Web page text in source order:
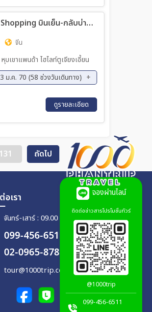
17 มี.ค. 70 - 21 มี.ค. 70
ทัวร์จีน ซุปตาร์...เฉิงตู อุทยานซวงเฉียวโกว หุบเขาแพนด้า No Shopping บินเย็น-กลับบ่าย 4วัน 3คืน (3U)
จีน
เขาแพนด้า ไฮไลท์ตูเจียงเอี้ยน
ม.ค. 70 (58 ช่วงวันเดินทาง)
09 พ.ย. 69 - 12 พ.ย. 69
21 พ.ย. 69 - 24 พ.ย. 69
24 พ.ย. 69 - 27 พ.ย. 69
27 พ.ย. 69 - 30 พ.ย. 69
30 พ.ย. 69 - 03 ธ.ค. 69
03 ธ.ค. 69 - 06 ธ.ค. 69
06 ธ.ค. 69 - 09 ธ.ค. 69
09 ธ.ค. 69 - 12 ธ.ค. 69
12 ธ.ค. 69 - 15 ธ.ค. 69
15 ธ.ค. 69 - 18 ธ.ค. 69
18 ธ.ค. 69 - 21 ธ.ค. 69
21 ธ.ค. 69 - 24 ธ.ค. 69
24 ธ.ค. 69 - 27 ธ.ค. 69
27 ธ.ค. 69 - 30 ธ.ค. 69
ดูรายละเอียด
131 ถัดไป
อเรา
จันทร์-เสาร์ : 09.00 - 18.00 น.
099-456-6511
02-0965-878
tour@1000trip.com
จองผ่านไลน์
ติดต่อข่าวสารโปรโมชั่นทัวร์
@1000trip
099-456-6511